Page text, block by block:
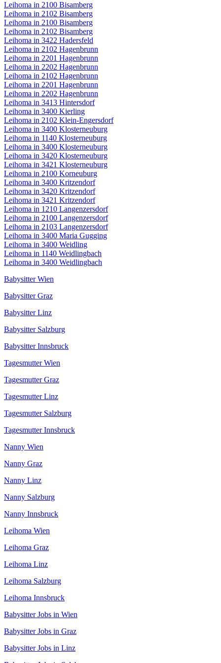
Leihoma in 2100 Bisamberg
Leihoma in 2102 Bisamberg
Leihoma in 2100 Bisamberg
Leihoma in 2102 Bisamberg
Leihoma in 3422 Hadersfeld
Leihoma in 2102 Hagenbrunn
Leihoma in 2201 Hagenbrunn
Leihoma in 2202 Hagenbrunn
Leihoma in 2102 Hagenbrunn
Leihoma in 2201 Hagenbrunn
Leihoma in 2202 Hagenbrunn
Leihoma in 3413 Hintersdorf
Leihoma in 3400 Kierling
Leihoma in 2102 Klein-Engersdorf
Leihoma in 3400 Klosterneuburg
Leihoma in 1140 Klosterneuburg
Leihoma in 3400 Klosterneuburg
Leihoma in 3420 Klosterneuburg
Leihoma in 3421 Klosterneuburg
Leihoma in 2100 Korneuburg
Leihoma in 3400 Kritzendorf
Leihoma in 3420 Kritzendorf
Leihoma in 3421 Kritzendorf
Leihoma in 1210 Langenzersdorf
Leihoma in 2100 Langenzersdorf
Leihoma in 2103 Langenzersdorf
Leihoma in 3400 Maria Gugging
Leihoma in 3400 Weidling
Leihoma in 1140 Weidlingbach
Leihoma in 3400 Weidlingbach
Babysitter Wien
Babysitter Graz
Babysitter Linz
Babysitter Salzburg
Babysitter Innsbruck
Tagesmutter Wien
Tagesmutter Graz
Tagesmutter Linz
Tagesmutter Salzburg
Tagesmutter Innsbruck
Nanny Wien
Nanny Graz
Nanny Linz
Nanny Salzburg
Nanny Innsbruck
Leihoma Wien
Leihoma Graz
Leihoma Linz
Leihoma Salzburg
Leihoma Innsbruck
Babysitter Jobs in Wien
Babysitter Jobs in Graz
Babysitter Jobs in Linz